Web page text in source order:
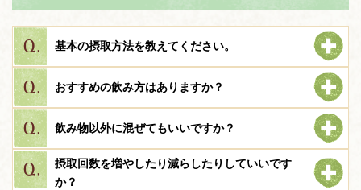
基本の摂取方法を教えてください。
おすすめの飲み方はありますか？
飲み物以外に混ぜてもいいですか？
摂取回数を増やしたり減らしたりしていいです
か？